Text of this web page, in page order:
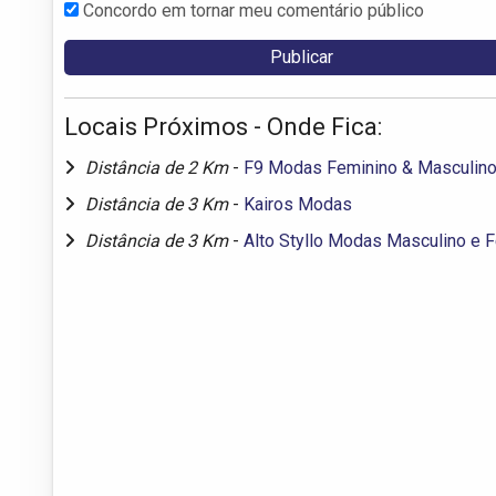
Concordo em tornar meu comentário público
Locais Próximos - Onde Fica:
Distância de 2 Km - F9 Modas Feminino & Masculino
Distância de 3 Km - Kairos Modas
Distância de 3 Km - Alto Styllo Modas Masculino e